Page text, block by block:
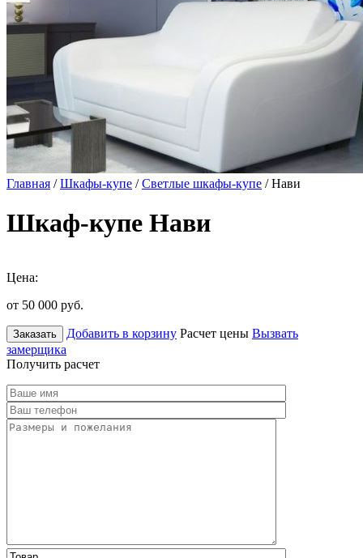
Главная /Шкафы-купе /Светлые шкафы-купе / Нави
Шкаф-купе Нави
Цена:
от 50 000 руб.
Заказать Добавить в корзину Расчет цены Вызвать
замерщика
Получить расчет